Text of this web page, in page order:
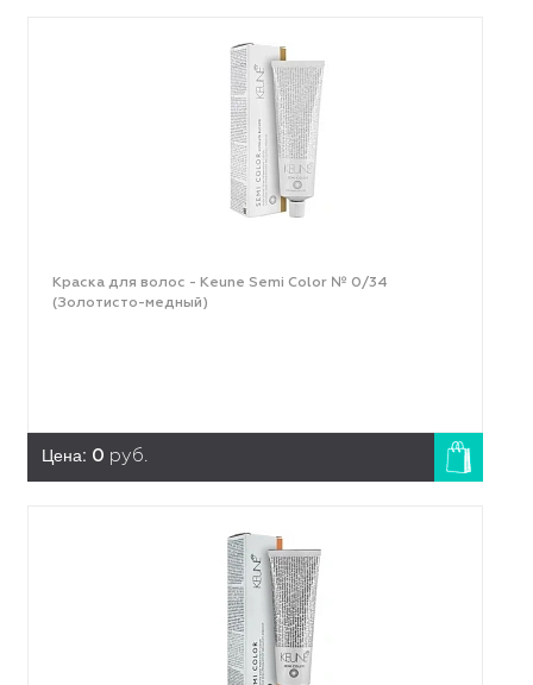
Краска для волос - Keune Semi Color № 0/34
(Золотисто-медный)
Цена: 0 руб.